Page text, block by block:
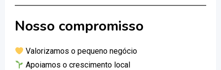
Nosso compromisso
Valorizamos o pequeno negócio
Apoiamos o crescimento local